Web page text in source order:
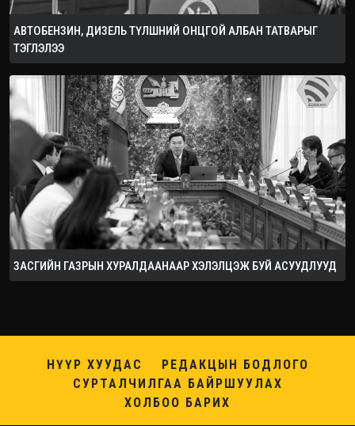
АВТОБЕНЗИН, ДИЗЕЛЬ ТҮЛШНИЙ ОНЦГОЙ АЛБАН ТАТВАРЫГ
ТЭГЛЭЛЭЭ
ЗАСГИЙН ГАЗРЫН ХУРАЛДААНААР ХЭЛЭЛЦЭЖ БУЙ АСУУДЛУУД
НҮҮР ХУУДАС
РЕДАКЦЫН БОДЛОГО
СУРТАЛЧИЛГАА БАЙРШУУЛАХ
ХОЛБОО БАРИХ